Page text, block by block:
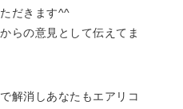
だきます^^
らの意見として伝えてま
解消しあなたもエアリコ